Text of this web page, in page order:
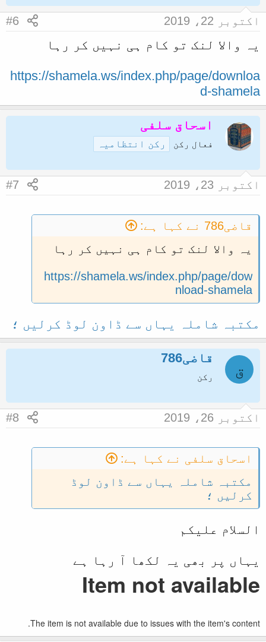
اکتوبر 22، 2019 #6
یہ والا لنک تو کام ہی نہیں کر رہا
https://shamela.ws/index.php/page/downloa
d-shamela
اسحاق سلفی
فعال رکن رکن انتظامیہ
اکتوبر 23، 2019 #7
قاضی786 نے کہا ہے:
یہ والا لنک تو کام ہی نہیں کر رہا
https://shamela.ws/index.php/page/dow
nload-shamela
مکتبہ شاملہ یہاں سے ڈاون لوڈ کرلیں ؛
ق
قاضی786
رکن
اکتوبر 26، 2019 #8
اسحاق سلفی نے کہا ہے:
مکتبہ شاملہ یہاں سے ڈاون لوڈ
کرلیں ؛
السلام علیکم
یہاں پر بھی یہ لکھا آ رہا ہے
Item not available
The item is not available due to issues with the item's content.